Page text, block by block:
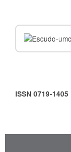
ISSN 0719-1405